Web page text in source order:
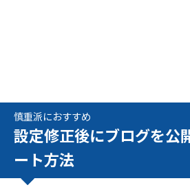
慎重派におすすめ
設定修正後にブログを公
ート方法